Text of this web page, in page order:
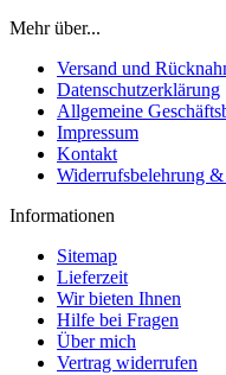
Mehr über...
Versand und
Datenschutzerklärung
Allgemeine
Impressum
Kontakt
Widerrufsbelehrung
Informationen
Sitemap
Lieferzeit
Wir bieten Ihnen
Hilfe bei Fragen
Über mich
Vertrag widerrufen